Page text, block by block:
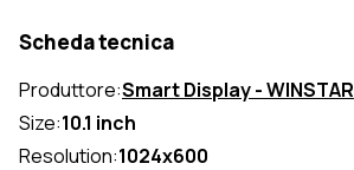
Scheda tecnica
Produttore:Smart Display - WINSTAR
Size:10.1 inch
Resolution:1024x600